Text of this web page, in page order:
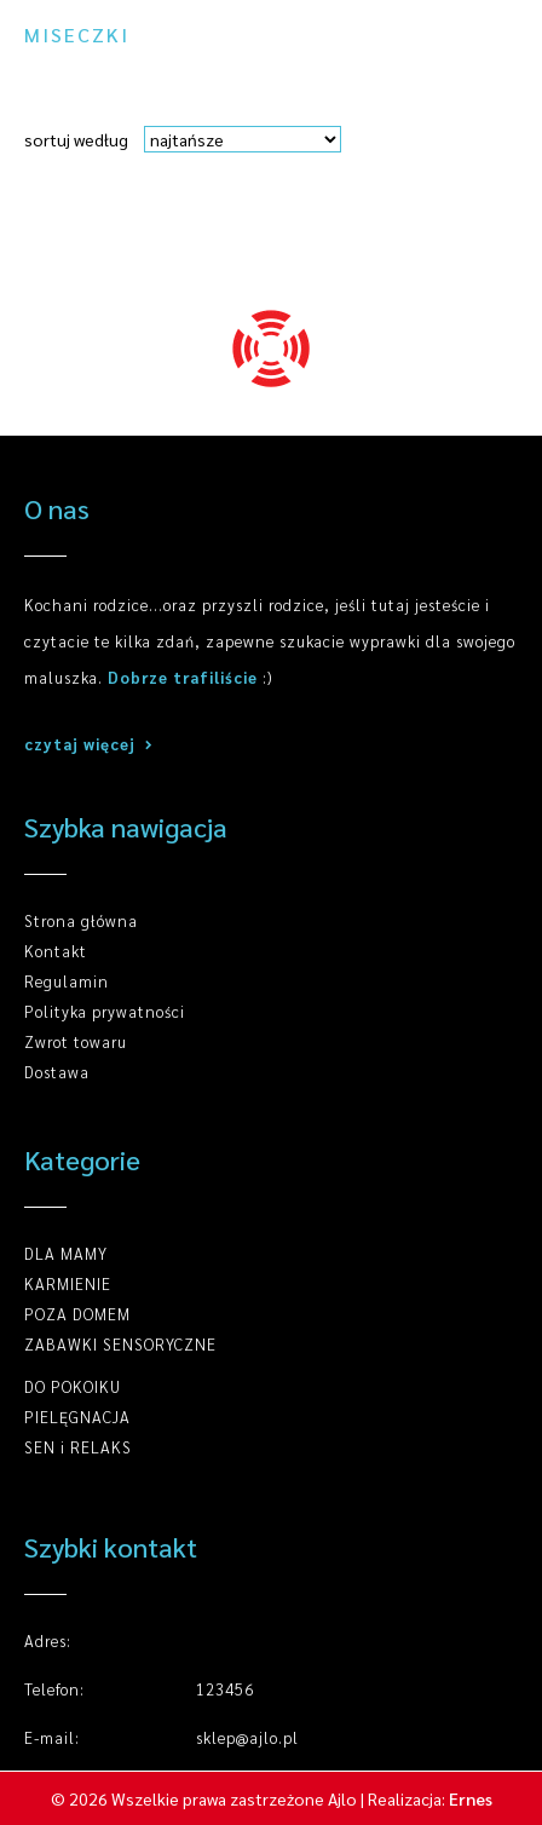
MISECZKI
sortuj według
O nas
Kochani rodzice...oraz przyszli rodzice, jeśli tutaj jesteście i
czytacie te kilka zdań, zapewne szukacie wyprawki dla swojego
maluszka. Dobrze trafiliście :)
czytaj więcej
Szybka nawigacja
Strona główna
Kontakt
Regulamin
Polityka prywatności
Zwrot towaru
Dostawa
Kategorie
DLA MAMY
KARMIENIE
POZA DOMEM
ZABAWKI SENSORYCZNE
DO POKOIKU
PIELĘGNACJA
SEN i RELAKS
Szybki kontakt
Adres:
Telefon: 123456
E-mail: sklep@ajlo.pl
© 2026 Wszelkie prawa zastrzeżone Ajlo | Realizacja: Ernes